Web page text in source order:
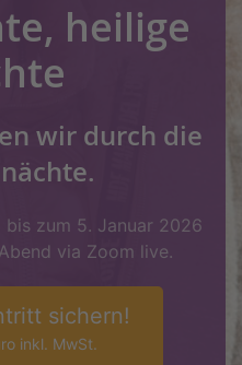
heilige
wir durch die
zum 5. Januar 2026
via Zoom live.
sichern!
inkl. MwSt.